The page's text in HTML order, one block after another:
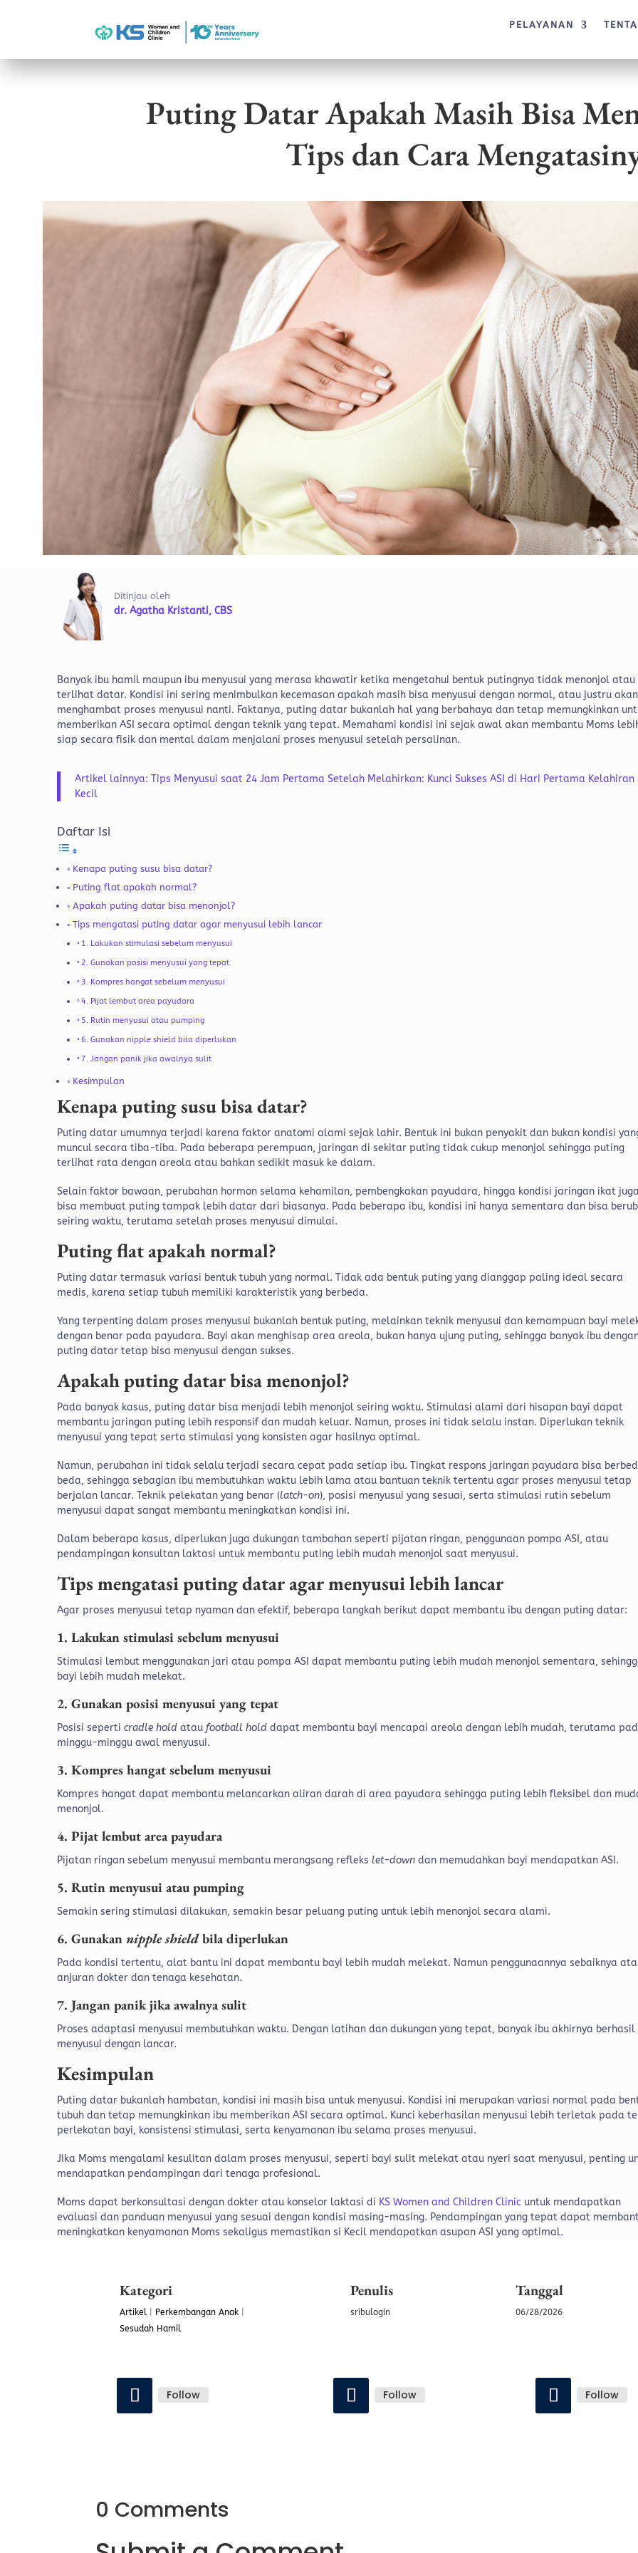
PELAYANAN
Puting Datar Apakah Masih Bisa
Tips dan Cara
Ditinjau oleh
dr. Agatha Kristanti, CBS
Banyak ibu hamil maupun ibu menyusui yang merasa khawatir ketika mengetahui bentuk putingnya tidak menonjol atau
terlihat datar. Kondisi ini sering menimbulkan kecemasan apakah masih bisa menyusui dengan normal, atau justru akan
menghambat proses menyusui nanti. Faktanya, puting datar bukanlah hal yang berbahaya dan tetap memungkinkan
memberikan ASI secara optimal dengan teknik yang tepat. Memahami kondisi ini sejak awal akan membantu Moms
siap secara fisik dan mental dalam menjalani proses menyusui setelah persalinan.
Artikel lainnya: Tips Menyusui saat 24 Jam Pertama Setelah Melahirkan: Kunci Sukses ASI di Hari Pertama Kelahiran
Kecil
Daftar Isi
Kenapa puting susu bisa datar?
Puting flat apakah normal?
Apakah puting datar bisa menonjol?
Tips mengatasi puting datar agar menyusui lebih lancar
1. Lakukan stimulasi sebelum menyusui
2. Gunakan posisi menyusui yang tepat
3. Kompres hangat sebelum menyusui
4. Pijat lembut area payudara
5. Rutin menyusui atau pumping
6. Gunakan nipple shield bila diperlukan
7. Jangan panik jika awalnya sulit
Kesimpulan
Kenapa puting susu bisa datar?
Puting datar umumnya terjadi karena faktor anatomi alami sejak lahir. Bentuk ini bukan penyakit dan bukan kondisi
muncul secara tiba-tiba. Pada beberapa perempuan, jaringan di sekitar puting tidak cukup menonjol sehingga puting
terlihat rata dengan areola atau bahkan sedikit masuk ke dalam.
Selain faktor bawaan, perubahan hormon selama kehamilan, pembengkakan payudara, hingga kondisi jaringan ikat juga
bisa membuat puting tampak lebih datar dari biasanya. Pada beberapa ibu, kondisi ini hanya sementara dan bisa
seiring waktu, terutama setelah proses menyusui dimulai.
Puting flat apakah normal?
Puting datar termasuk variasi bentuk tubuh yang normal. Tidak ada bentuk puting yang dianggap paling ideal secara
medis, karena setiap tubuh memiliki karakteristik yang berbeda.
Yang terpenting dalam proses menyusui bukanlah bentuk puting, melainkan teknik menyusui dan kemampuan bayi
dengan benar pada payudara. Bayi akan menghisap area areola, bukan hanya ujung puting, sehingga banyak ibu
puting datar tetap bisa menyusui dengan sukses.
Apakah puting datar bisa menonjol?
Pada banyak kasus, puting datar bisa menjadi lebih menonjol seiring waktu. Stimulasi alami dari hisapan bayi dapat
membantu jaringan puting lebih responsif dan mudah keluar. Namun, proses ini tidak selalu instan. Diperlukan teknik
menyusui yang tepat serta stimulasi yang konsisten agar hasilnya optimal.
Namun, perubahan ini tidak selalu terjadi secara cepat pada setiap ibu. Tingkat respons jaringan payudara bisa
beda, sehingga sebagian ibu membutuhkan waktu lebih lama atau bantuan teknik tertentu agar proses menyusui tetap
berjalan lancar. Teknik pelekatan yang benar (latch-on), posisi menyusui yang sesuai, serta stimulasi rutin sebelum
menyusui dapat sangat membantu meningkatkan kondisi ini.
Dalam beberapa kasus, diperlukan juga dukungan tambahan seperti pijatan ringan, penggunaan pompa ASI, atau
pendampingan konsultan laktasi untuk membantu puting lebih mudah menonjol saat menyusui.
Tips mengatasi puting datar agar menyusui lebih lancar
Agar proses menyusui tetap nyaman dan efektif, beberapa langkah berikut dapat membantu ibu dengan puting datar:
1. Lakukan stimulasi sebelum menyusui
Stimulasi lembut menggunakan jari atau pompa ASI dapat membantu puting lebih mudah menonjol sementara,
bayi lebih mudah melekat.
2. Gunakan posisi menyusui yang tepat
Posisi seperticradle hold atau football hold dapat membantu bayi mencapai areola dengan lebih mudah, terutama
minggu-minggu awal menyusui.
3. Kompres hangat sebelum menyusui
Kompres hangat dapat membantu melancarkan aliran darah di area payudara sehingga puting lebih fleksibel dan
menonjol.
4. Pijat lembut area payudara
Pijatan ringan sebelum menyusui membantu merangsang reflekslet-down dan memudahkan bayi mendapatkan ASI.
5. Rutin menyusui atau pumping
Semakin sering stimulasi dilakukan, semakin besar peluang puting untuk lebih menonjol secara alami.
6. Gunakan nipple shieldbila diperlukan
Pada kondisi tertentu, alat bantu ini dapat membantu bayi lebih mudah melekat. Namun penggunaannya sebaiknya
anjuran dokter dan tenaga kesehatan.
7. Jangan panik jika awalnya sulit
Proses adaptasi menyusui membutuhkan waktu. Dengan latihan dan dukungan yang tepat, banyak ibu akhirnya berhasil
menyusui dengan lancar.
Kesimpulan
Puting datar bukanlah hambatan, kondisi ini masih bisa untuk menyusui. Kondisi ini merupakan variasi normal pada
tubuh dan tetap memungkinkan ibu memberikan ASI secara optimal. Kunci keberhasilan menyusui lebih terletak pada
perlekatan bayi, konsistensi stimulasi, serta kenyamanan ibu selama proses menyusui.
Jika Moms mengalami kesulitan dalam proses menyusui, seperti bayi sulit melekat atau nyeri saat menyusui, penting
mendapatkan pendampingan dari tenaga profesional.
Moms dapat berkonsultasi dengan dokter atau konselor laktasi di KS Women and Children Clinic untuk mendapatkan
evaluasi dan panduan menyusui yang sesuai dengan kondisi masing-masing. Pendampingan yang tepat dapat
meningkatkan kenyamanan Moms sekaligus memastikan si Kecil mendapatkan asupan ASI yang optimal.
Kategori
Artikel Perkembangan Anak
Sesudah Hamil
Penulis
sribulogin
Tanggal
06/28/2026
Follow Follow Follow
0 Comments